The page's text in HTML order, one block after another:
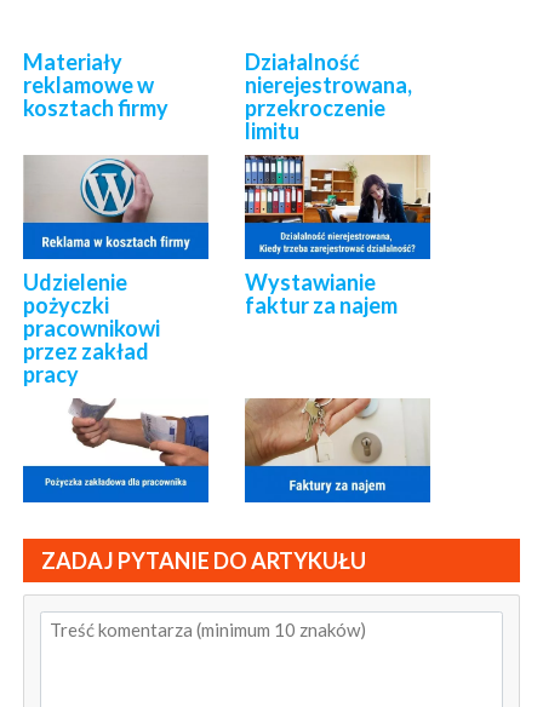
Materiały
reklamowe w
kosztach firmy
Działalność
nierejestrowana,
przekroczenie
limitu
Udzielenie
pożyczki
pracownikowi
przez zakład
pracy
Wystawianie
faktur za najem
ZADAJ PYTANIE DO ARTYKUŁU